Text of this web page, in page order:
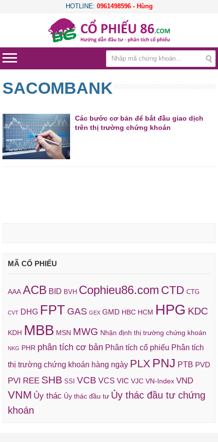
HOTLINE: 0961498596 - Hùng
SACOMBANK
Các bước cơ bản để bắt đầu giao dịch
trên thị trường chứng khoán
MÃ CỔ PHIẾU
AAA ACB BID BVH Cophieu86.com CTD CTG
CVT DHG FPT GAS GEX GMD HBC HCM HPG KDC
KDH MBB MSN MWG Nhận định thị trường chứng khoán
NKG PHR phân tích cơ bản Phân tích cổ phiếu Phân tích
thị trường chứng khoán hàng ngày PLX PNJ PTB PVD
PVI REE SHB SSI VCB VCS VIC VJC VN-Index VND
VNM Ủy thác Ủy thác đầu tư Ủy thác đầu tư chứng
khoán